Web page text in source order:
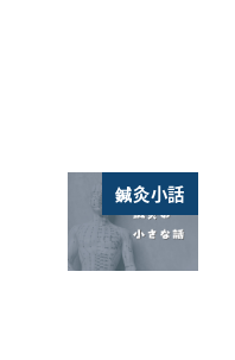
鍼灸小話